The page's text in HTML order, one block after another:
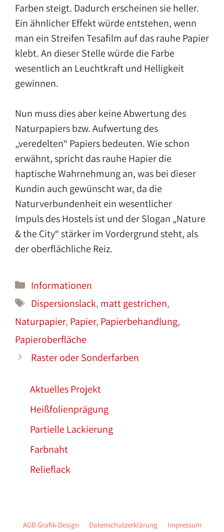
Farben steigt. Dadurch erscheinen sie heller.
Ein ähnlicher Effekt würde entstehen, wenn
man ein Streifen Tesafilm auf das rauhe Papier
klebt. An dieser Stelle würde die Farbe
wesentlich an Leuchtkraft und Helligkeit
gewinnen.
Nun muss dies aber keine Abwertung des
Naturpapiers bzw. Aufwertung des
„veredelten“ Papiers bedeuten. Wie schon
erwähnt, spricht das rauhe Hapier die
haptische Wahrnehmung an, was bei dieser
Kundin auch gewünscht war, da die
Naturverbundenheit ein wesentlicher
Impuls des Hostels ist und der Slogan „Nature
& the City“ stärker im Vordergrund steht, als
der oberflächliche Reiz.
Kategorien
Informationen
Schlagwörter
Dispersionslack, matt gestrichen,
Naturpapier, Papier, Papierbehandlung,
Papieroberfläche
Raster oder Sonderfarben
Aktuelles Projekt
Heißfolienprägung
Partielle Lackierung
Farbnaht
Relieflack
AGB Grafik-Design Datenschutzerklärung Impressum